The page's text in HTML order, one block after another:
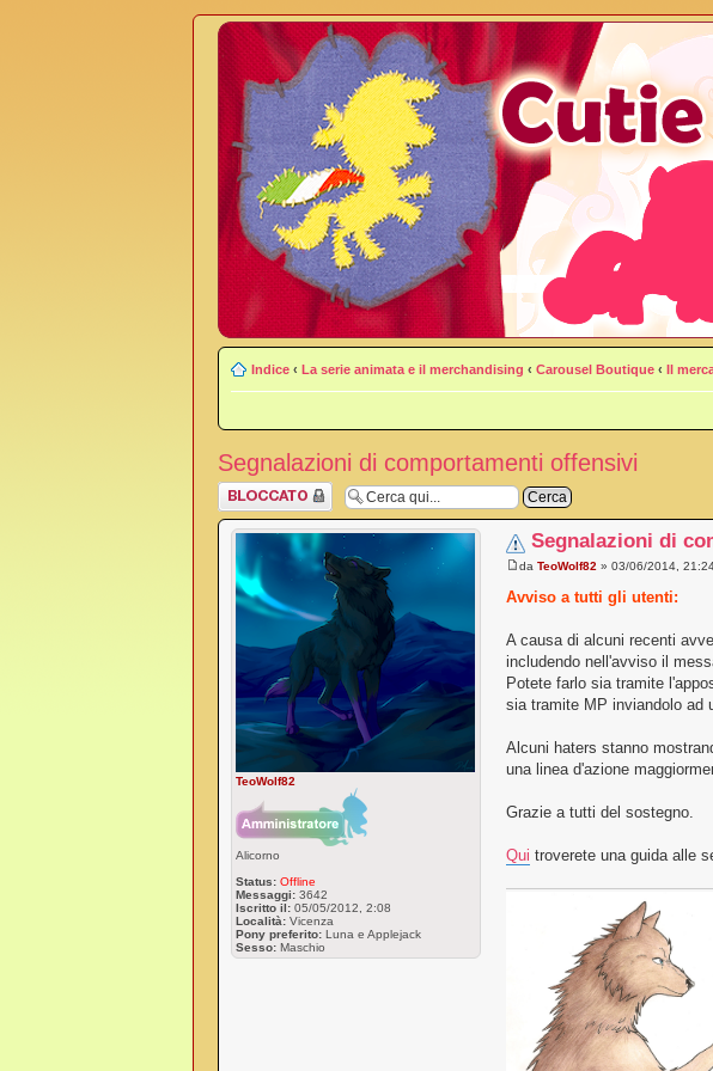
Indice ‹ La serie animata e il merchandising ‹ Carousel Boutique ‹ Il
Segnalazioni di comportamenti offensivi
Argomento
bloccato
Segnalazioni di
da TeoWolf82 » 03/06/2014,
Avviso a tutti gli utenti:
A causa di alcuni recenti
includendo nell'avviso il
Potete farlo sia tramite
sia tramite MP inviandolo ad
Alcuni haters stanno
una linea d'azione
Grazie a tutti del sostegno.
Qui troverete una guida alle
TeoWolf82
Alicorno
Status: Offline
Messaggi: 3642
Iscritto il: 05/05/2012, 2:08
Località: Vicenza
Pony preferito: Luna e Applejack
Sesso: Maschio